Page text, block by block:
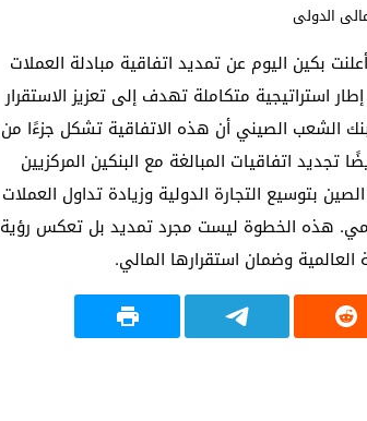
بكين اليوم عن تمديد اتفاقية مبادلة العملات
استراتيجية متكاملة تهدف إلى تعزيز الاستقرار
الشعب الصيني أن هذه الاتفاقية تشكل جزءًا من
اتفاقيات المبالغة مع البنكين المركزيين
بتوسيع التجارة الدولية وزيادة تداول العملات
هذه الخطوة ليست مجرد تمديد بل تعكس رؤية
وضمان استقرارها المالي.